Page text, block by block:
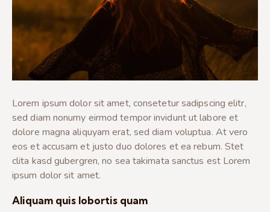
Lorem ipsum dolor sit amet, consetetur sadipscing elitr,
sed diam nonumy eirmod tempor invidunt ut labore et
dolore magna aliquyam erat, sed diam voluptua. At vero
eos et accusam et justo duo dolores et ea rebum. Stet
clita kasd gubergren, no sea takimata sanctus est Lorem
ipsum dolor sit amet.
Aliquam quis lobortis quam